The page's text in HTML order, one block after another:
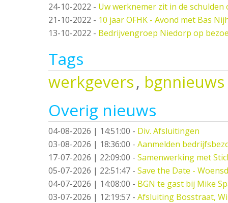
24-10-2022 - Uw werknemer zit in de
21-10-2022 - 10 jaar OFHK - Avond met Bas
13-10-2022 - Bedrijvengroep Niedorp op
Tags
werkgevers, bgnnieuws
Overig nieuws
04-08-2026 | 14:51:00 - Div. Afsluitingen
03-08-2026 | 18:36:00 - Aanmelden
17-07-2026 | 22:09:00 - Samenwerking met
05-07-2026 | 22:51:47 - Save the Date -
04-07-2026 | 14:08:00 - BGN te gast bij Mike
03-07-2026 | 12:19:57 - Afsluiting Bosstraat,